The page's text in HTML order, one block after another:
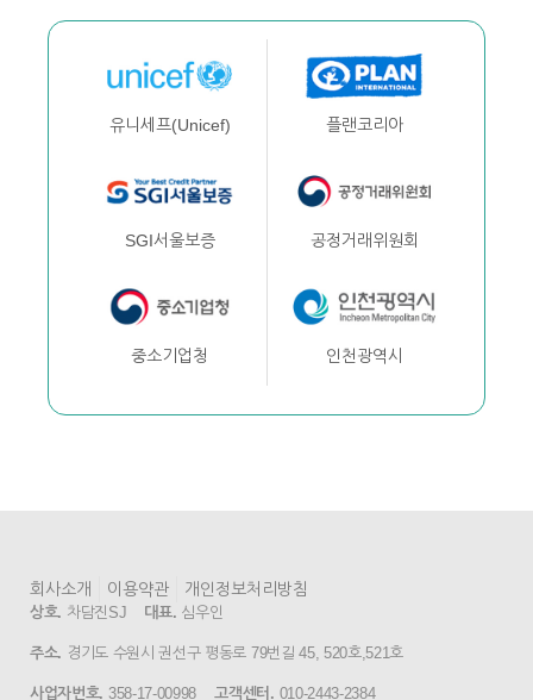
유니세프(Unicef) 플랜코리아
SGI서울보증 공정거래위원회
중소기업청 인천광역시
회사소개 이용약관 개인정보처리방침
상호. 차담진SJ 대표. 심우인
주소. 경기도 수원시 권선구 평동로 79번길 45, 520호,521호
사업자번호. 358-17-00998 고객센터. 010-2443-2384